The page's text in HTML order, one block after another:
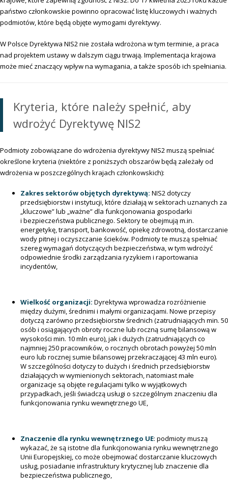
państwo członkowskie powinno opracować listę kluczowych i ważnych
podmiotów, które będą objęte wymogami dyrektywy.
W Polsce Dyrektywa NIS2 nie została wdrożona w tym terminie, a praca
nad projektem ustawy w dalszym ciągu trwają. Implementacja krajowa
może mieć znaczący wpływ na wymagania, a także sposób ich spełniania.
Kryteria, które należy spełnić, aby
wdrożyć Dyrektywę NIS2
Podmioty zobowiązane do wdrożenia dyrektywy NIS2 muszą spełniać
określone kryteria (niektóre z poniższych obszarów będą zależały od
wdrożenia w poszczególnych krajach członkowskich):
Zakres sektorów objętych dyrektywą: NIS2 dotyczy
przedsiębiorstw i instytucji, które działają w sektorach uznanych za
„kluczowe” lub „ważne” dla funkcjonowania gospodarki
i bezpieczeństwa publicznego. Sektory te obejmują m.in.
energetykę, transport, bankowość, opiekę zdrowotną, dostarczanie
wody pitnej i oczyszczanie ścieków. Podmioty te muszą spełniać
szereg wymagań dotyczących bezpieczeństwa, w tym wdrożyć
odpowiednie środki zarządzania ryzykiem i raportowania
incydentów,
Wielkość organizacji: Dyrektywa wprowadza rozróżnienie
między dużymi, średnimi i małymi organizacjami. Nowe przepisy
dotyczą zarówno przedsiębiorstw średnich (zatrudniających min. 50
osób i osiągających obroty roczne lub roczną sumę bilansową w
wysokości min. 10 mln euro), jak i dużych (zatrudniających co
najmniej 250 pracowników, o rocznych obrotach powyżej 50 mln
euro lub rocznej sumie bilansowej przekraczającej 43 mln euro).
W szczególności dotyczy to dużych i średnich przedsiębiorstw
działających w wymienionych sektorach, natomiast małe
organizacje są objęte regulacjami tylko w wyjątkowych
przypadkach, jeśli świadczą usługi o szczególnym znaczeniu dla
funkcjonowania rynku wewnętrznego UE,
Znaczenie dla rynku wewnętrznego UE: podmioty muszą
wykazać, że są istotne dla funkcjonowania rynku wewnętrznego
Unii Europejskiej, co może obejmować dostarczanie kluczowych
usług, posiadanie infrastruktury krytycznej lub znaczenie dla
bezpieczeństwa publicznego,